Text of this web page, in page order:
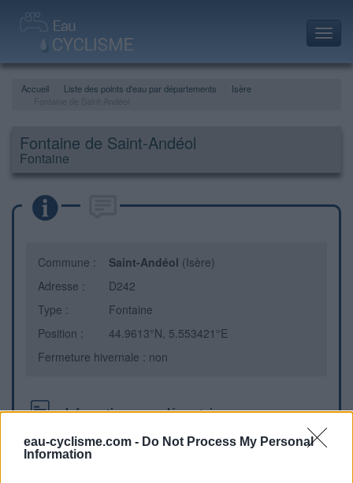
eau-cyclisme.com - Do Not Process My Personal
Information
Accueil Liste des points d'eau par départements
Isère
Fontaine de Saint-Andéol
Fontaine
Commune : Saint-Andéol (Isère)
Adresse :
D242
Type :
Fontaine
Position :
44.9613°N, 5.553421°E
Fermeture hivernale : non
Informations complémentaires
Eau potable. J'ai rencontré la dame qui s'en occupe, et qui
m'a dit "il faut que les cyclistes puissent boire, c'est une